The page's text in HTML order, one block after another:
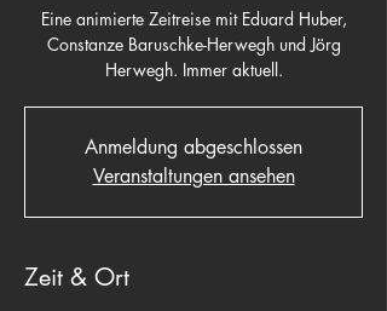
Eine animierte Zeitreise mit Eduard Huber,
Constanze Baruschke-Herwegh und Jörg
Herwegh. Immer aktuell.
Anmeldung abgeschlossen
Veranstaltungen ansehen
Zeit & Ort